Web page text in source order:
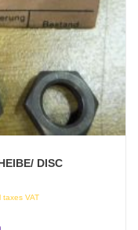
DISC
taxes VAT